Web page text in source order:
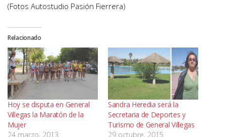
(Fotos Autostudio Pasión Fierrera)
Relacionado
Hoy se disputa en General
Villegas la Maratón de la
Mujer
24 marzo, 2013
Sandra Heredia será la
Secretaria de Deportes y
Turismo de General Villegas
29 octubre, 2015